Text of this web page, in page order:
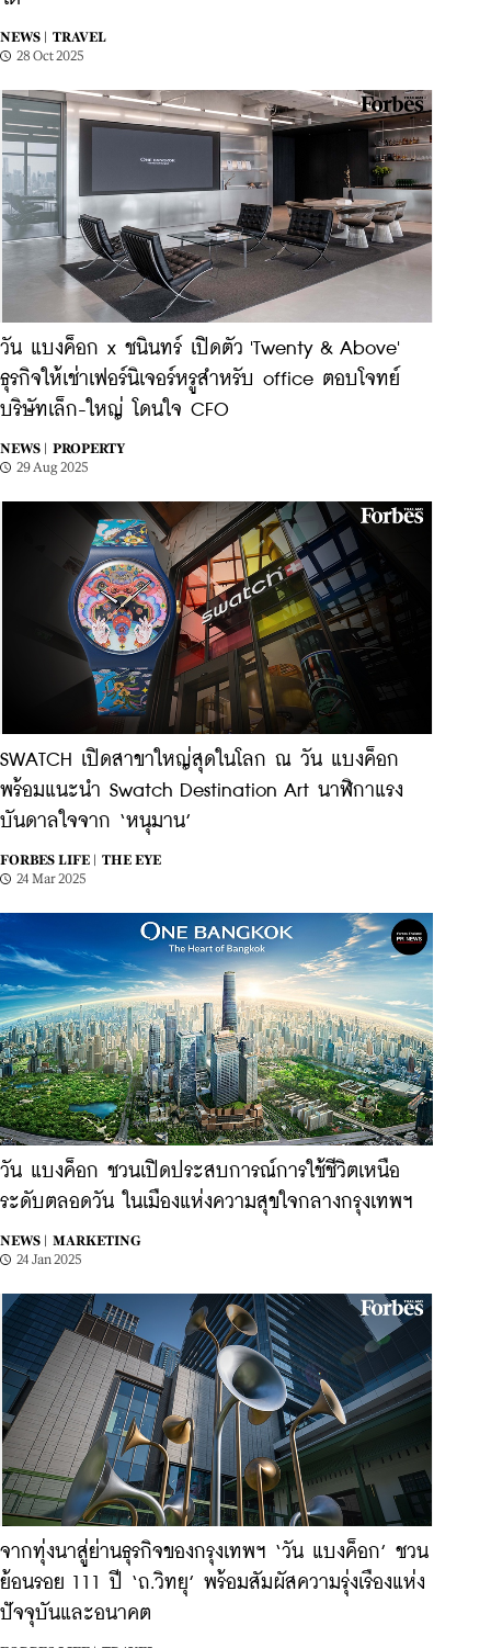
NEWS |
TRAVEL
28 Oct 2025
วัน แบงค็อก x ชนินทร์ เปิดตัว 'Twenty & Above'
ธุรกิจให้เช่าเฟอร์นิเจอร์หรูสำหรับ office ตอบโจทย์
บริษัทเล็ก-ใหญ่ โดนใจ CFO
NEWS |
PROPERTY
29 Aug 2025
SWATCH เปิดสาขาใหญ่สุดในโลก ณ วัน แบงค็อก
พร้อมแนะนำ Swatch Destination Art นาฬิกาแรง
บันดาลใจจาก ‘หนุมาน’
FORBES LIFE |
THE EYE
24 Mar 2025
วัน แบงค็อก ชวนเปิดประสบการณ์การใช้ชีวิตเหนือ
ระดับตลอดวัน ในเมืองแห่งความสุขใจกลางกรุงเทพฯ
NEWS |
MARKETING
24 Jan 2025
จากทุ่งนาสู่ย่านธุรกิจของกรุงเทพฯ ‘วัน แบงค็อก’ ชวน
ย้อนรอย 111 ปี ‘ถ.วิทยุ’ พร้อมสัมผัสความรุ่งเรืองแห่ง
ปัจจุบันและอนาคต